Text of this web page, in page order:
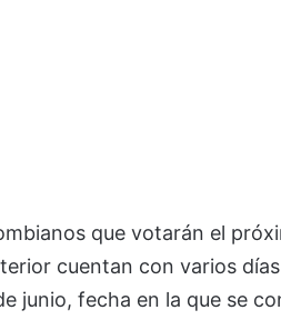
que votarán el
cuentan con varios
junio, fecha en la que se